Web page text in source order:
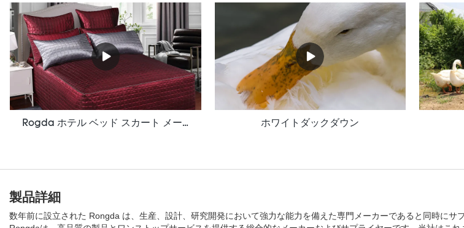
Rogda ホテル ベッド スカート メーカー/サプライヤー Rd-Hf-006 ホワイトダックダウン
製品詳細
数年前に設立された Rongda は、生産、設計、研究開発において強力な能力を備えた専門メーカーであると同時にサ